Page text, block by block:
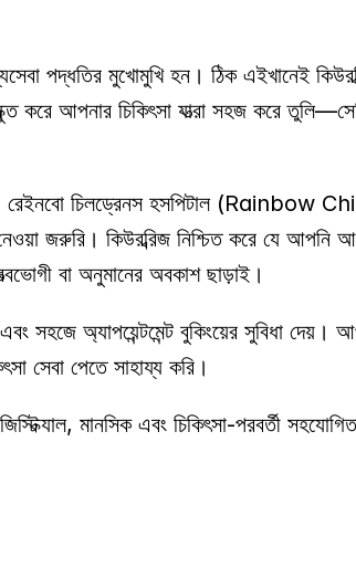
পদ্ধতির মুখোমুখি হন। ঠিক এইখানেই
আপনার চিকিৎসা যাত্রা সহজ করে তুলি—সেটি
রেইনবো চিলড্রেনস হসপিটাল (Rainbow
জরুরি। কিউরব্রিজ নিশ্চিত করে যে আপনি
বা অনুমানের অবকাশ ছাড়াই।
সহজে অ্যাপয়েন্টমেন্ট বুকিংয়ের সুবিধা
সেবা পেতে সাহায্য করি।
মানসিক এবং চিকিৎসা-পরবর্তী